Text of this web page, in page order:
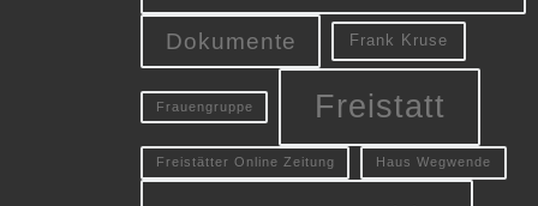
Dokumente Frank Kruse
Frauengruppe Freistatt
Freistätter Online Zeitung Haus Wegwende